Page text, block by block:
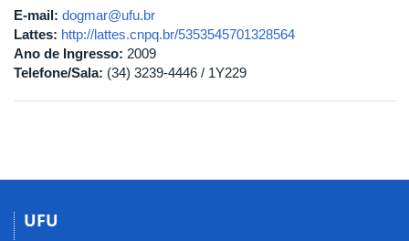
E-mail: dogmar@ufu.br
Lattes: http://lattes.cnpq.br/5353545701328564
Ano de Ingresso: 2009
Telefone/Sala: (34) 3239-4446 / 1Y229
UFU